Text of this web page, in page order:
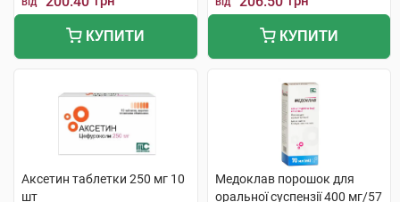
КУПИТИ КУПИТИ
Аксетин таблетки 250 мг 10
шт
Медоклав порошок для
оральної суспензії 400 мг/57